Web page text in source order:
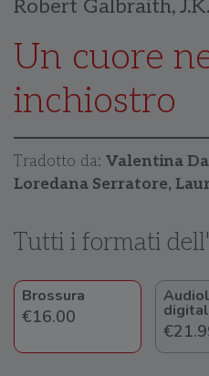
Robert Galbraith,
Un cuore
inchiostro
Tradotto da: Valentina
Loredana Serratore,
Tutti i formati
Brossura
€16.00